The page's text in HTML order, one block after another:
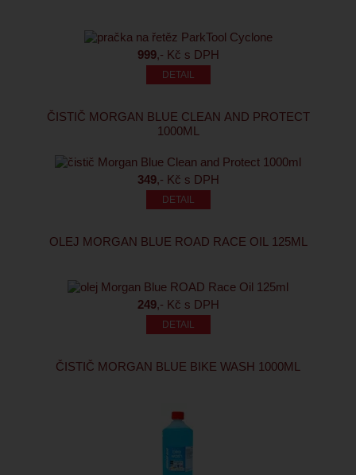
999,- Kč s DPH
ČISTIČ MORGAN BLUE CLEAN AND PROTECT
1000ML
349,- Kč s DPH
OLEJ MORGAN BLUE ROAD RACE OIL 125ML
249,- Kč s DPH
ČISTIČ MORGAN BLUE BIKE WASH 1000ML